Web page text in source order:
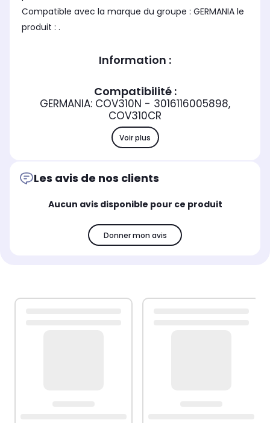
Compatible avec la marque du groupe : GERMANIA le
produit : .
Information :
Compatibilité :
GERMANIA: COV310N - 3016116005898,
COV310CR
Voir plus
Les avis de nos clients
Aucun avis disponible pour ce produit
Donner mon avis